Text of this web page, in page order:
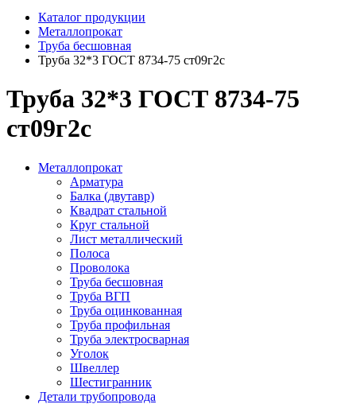
Каталог продукции
Металлопрокат
Труба бесшовная
Труба 32*3 ГОСТ 8734-75 ст09г2с
Труба 32*3 ГОСТ 8734-75
ст09г2с
Металлопрокат
Арматура
Балка (двутавр)
Квадрат стальной
Круг стальной
Лист металлический
Полоса
Проволока
Труба бесшовная
Труба ВГП
Труба оцинкованная
Труба профильная
Труба электросварная
Уголок
Швеллер
Шестигранник
Детали трубопровода